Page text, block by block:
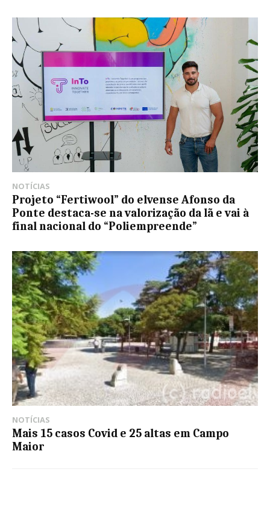
NOTÍCIAS
Projeto “Fertiwool” do elvense Afonso da
Ponte destaca-se na valorização da lã e vai à
final nacional do “Poliempreende”
NOTÍCIAS
Mais 15 casos Covid e 25 altas em Campo
Maior